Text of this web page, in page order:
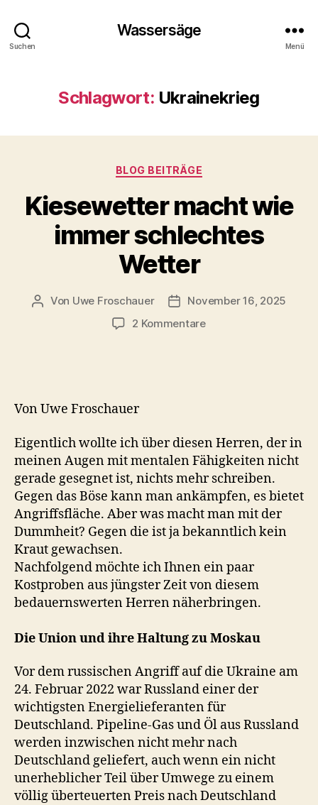
Suchen
Wassersäge
Menü
Schlagwort: Ukrainekrieg
Kategorien
BLOG BEITRÄGE
Kiesewetter macht wie
immer schlechtes
Wetter
Beitragsautor
Von Uwe Froschauer Beitragsdatum
November 16, 2025
2 Kommentarezu
Von Uwe Froschauer
Eigentlich wollte ich über diesen Herren, der in
meinen Augen mit mentalen Fähigkeiten nicht
gerade gesegnet ist, nichts mehr schreiben.
Gegen das Böse kann man ankämpfen, es bietet
Angriffsfläche. Aber was macht man mit der
Dummheit? Gegen die ist ja bekanntlich kein
Kraut gewachsen.
Nachfolgend möchte ich Ihnen ein paar
Kostproben aus jüngster Zeit von diesem
bedauernswerten Herren näherbringen.
Die Union und ihre Haltung zu Moskau
Vor dem russischen Angriff auf die Ukraine am
24. Februar 2022 war Russland einer der
wichtigsten Energielieferanten für
Deutschland. Pipeline-Gas und Öl aus Russland
werden inzwischen nicht mehr nach
Deutschland geliefert, auch wenn ein nicht
unerheblicher Teil über Umwege zu einem
völlig überteuerten Preis nach Deutschland